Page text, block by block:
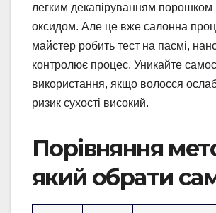
легким декапіруванням порошком
оксидом. Але це вже салонна
майстер робить тест на пасмі,
контролює процес. Уникайте
використання, якщо волосся
ризик сухості високий.
Порівняння
який обрати